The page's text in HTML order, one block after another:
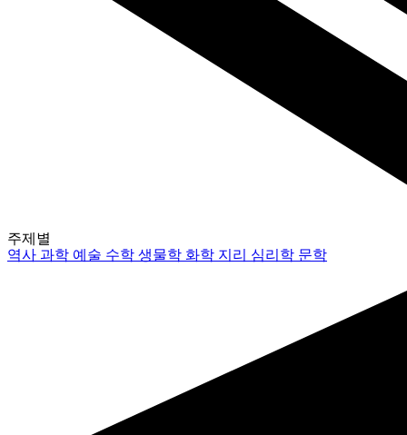
주제별
역사과학 예술 수학생물학 화학 지리 심리학 문학